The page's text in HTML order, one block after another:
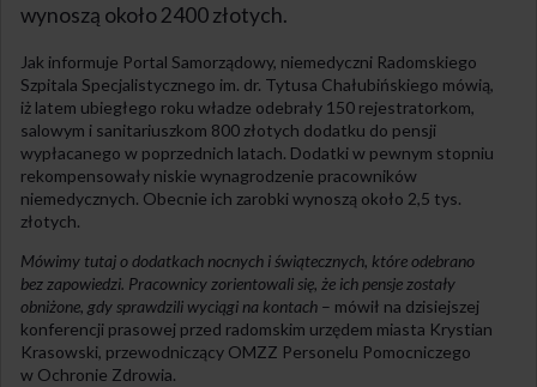
wynoszą około 2400 złotych.
Jak informuje Portal Samorządowy, niemedyczni Radomskiego
Szpitala Specjalistycznego im. dr. Tytusa Chałubińskiego mówią,
iż latem ubiegłego roku władze odebrały 150 rejestratorkom,
salowym i sanitariuszkom 800 złotych dodatku do pensji
wypłacanego w poprzednich latach. Dodatki w pewnym stopniu
rekompensowały niskie wynagrodzenie pracowników
niemedycznych. Obecnie ich zarobki wynoszą około 2,5 tys.
złotych.
Mówimy tutaj o dodatkach nocnych i świątecznych, które odebrano
bez zapowiedzi. Pracownicy zorientowali się, że ich pensje zostały
obniżone, gdy sprawdzili wyciągi na kontach – mówił na dzisiejszej
konferencji prasowej przed radomskim urzędem miasta Krystian
Krasowski, przewodniczący OMZZ Personelu Pomocniczego
w Ochronie Zdrowia.